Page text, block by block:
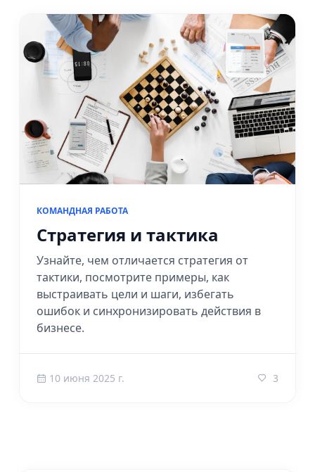
КОМАНДНАЯ РАБОТА
Стратегия и тактика
Узнайте, чем отличается стратегия от
тактики, посмотрите примеры, как
выстраивать цели и шаги, избегать
ошибок и синхронизировать действия в
бизнесе.
10 июня 2025 г. 3